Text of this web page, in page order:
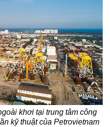
khơi tại trung tâm công
kỹ thuật của Petrovietnam